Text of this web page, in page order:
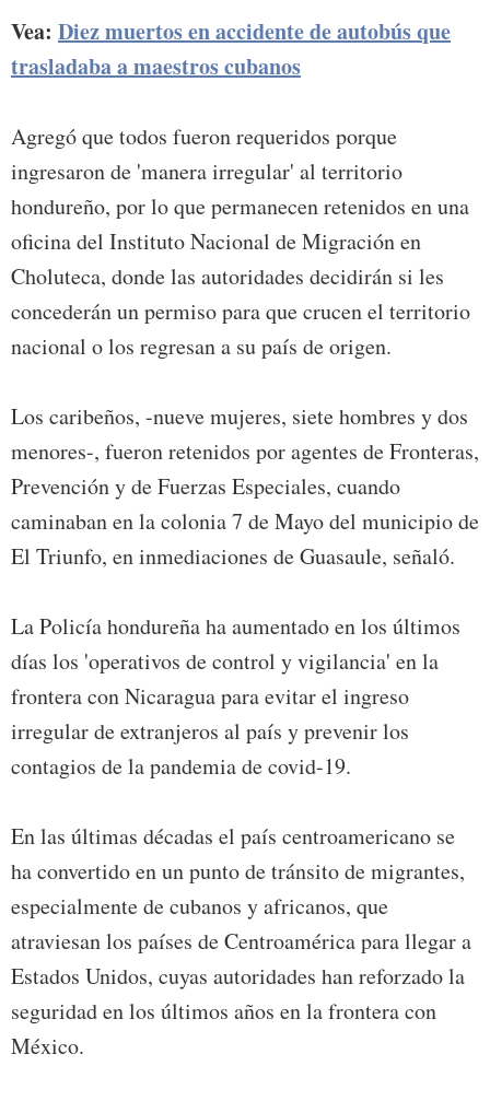
Vea: Diez muertos en accidente de autobús que
trasladaba a maestros cubanos
Agregó que todos fueron requeridos porque
ingresaron de 'manera irregular' al territorio
hondureño, por lo que permanecen retenidos en una
oficina del Instituto Nacional de Migración en
Choluteca, donde las autoridades decidirán si les
concederán un permiso para que crucen el territorio
nacional o los regresan a su país de origen.
Los caribeños, -nueve mujeres, siete hombres y dos
menores-, fueron retenidos por agentes de Fronteras,
Prevención y de Fuerzas Especiales, cuando
caminaban en la colonia 7 de Mayo del municipio de
El Triunfo, en inmediaciones de Guasaule, señaló.
La Policía hondureña ha aumentado en los últimos
días los 'operativos de control y vigilancia' en la
frontera con Nicaragua para evitar el ingreso
irregular de extranjeros al país y prevenir los
contagios de la pandemia de covid-19.
En las últimas décadas el país centroamericano se
ha convertido en un punto de tránsito de migrantes,
especialmente de cubanos y africanos, que
atraviesan los países de Centroamérica para llegar a
Estados Unidos, cuyas autoridades han reforzado la
seguridad en los últimos años en la frontera con
México.